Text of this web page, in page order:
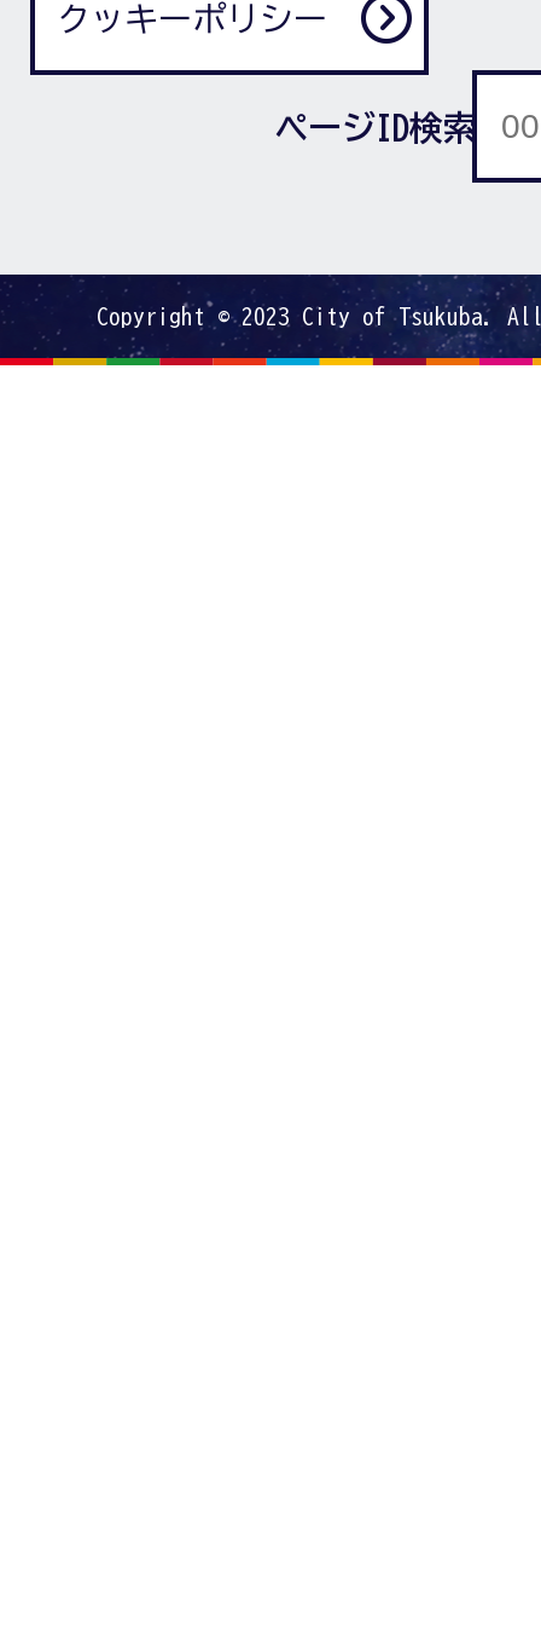
クッキーポリシー
ページID検索
Copyright © 2023 City of Tsukuba.